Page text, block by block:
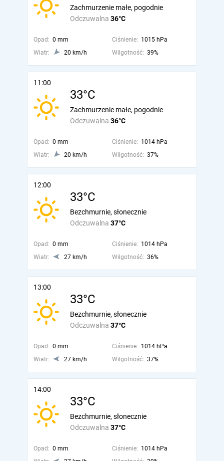
Odczuwalna 36°C
Zachmurzenie małe, pogodnie
Opad: 0 mm Ciśnienie: 1015 hPa
Wiatr:
20 km/h Wilgotność: 39%
11:00
33°C
Odczuwalna 36°C
Zachmurzenie małe, pogodnie
Opad: 0 mm Ciśnienie: 1014 hPa
Wiatr:
20 km/h Wilgotność: 37%
12:00
33°C
Odczuwalna 37°C
Bezchmurnie, słonecznie
Opad: 0 mm Ciśnienie: 1014 hPa
Wiatr:
27 km/h Wilgotność: 36%
13:00
33°C
Odczuwalna 37°C
Bezchmurnie, słonecznie
Opad: 0 mm Ciśnienie: 1014 hPa
Wiatr:
27 km/h Wilgotność: 37%
14:00
33°C
Odczuwalna 37°C
Bezchmurnie, słonecznie
Opad: 0 mm Ciśnienie: 1014 hPa